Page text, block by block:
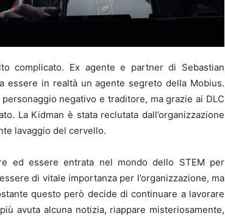
complicato. Ex agente e partner di Sebastian
essere in realtà un agente segreto della Mobius.
negativo e traditore, ma grazie ai DLC
La Kidman è stata reclutata dall’organizzazione
lavaggio del cervello.
ed essere entrata nel mondo dello STEM per
di vitale importanza per l’organizzazione, ma
questo però decide di continuare a lavorare
avuta alcuna notizia, riappare misteriosamente,